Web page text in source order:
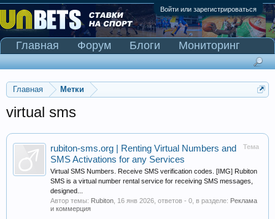
Войти или зарегистрироваться
Главная Метки
virtual sms
Тема
rubiton-sms.org | Renting Virtual Numbers and
SMS Activations for any Services
Virtual SMS Numbers. Receive SMS verification codes. [IMG] Rubiton
SMS is a virtual number rental service for receiving SMS messages,
designed...
Автор темы: Rubiton 16 янв 2026 , ответов - 0, в разделе: Реклама
и коммерция
Главная Форум Блоги
Мониторинг
Сканер Pinnacle